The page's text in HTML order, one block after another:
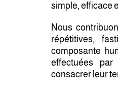
simple, efficace
Nous
répétitives,
composante
effectuées
consacrer leur